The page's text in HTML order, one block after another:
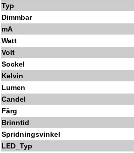
Typ
Dimmbar
mA
Watt
Volt
Sockel
Kelvin
Lumen
Candel
Färg
Brinntid
Spridningsvinkel
LED_Typ